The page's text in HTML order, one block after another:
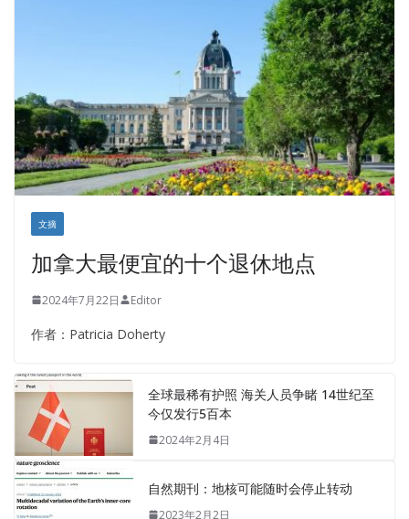
文摘
加拿大最便宜的十个退休地点
2024年7月22日 Editor
作者：Patricia Doherty
全球最稀有护照 海关人员争睹 14世纪至
今仅发行5百本
2024年2月4日
自然期刊：地核可能随时会停止转动
2023年2月2日